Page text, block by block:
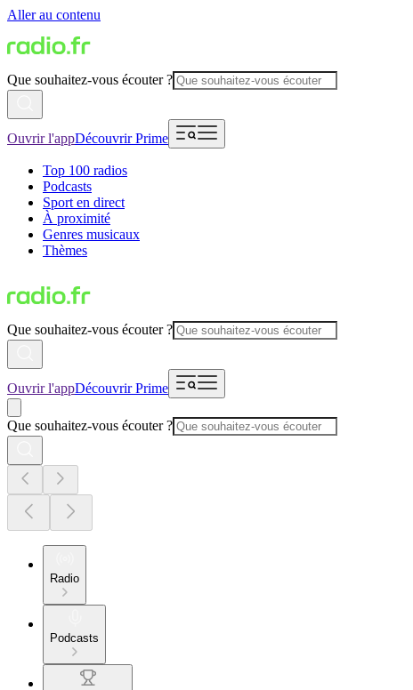
Aller au contenu
Que souhaitez-vous écouter ?
Ouvrir l'appDécouvrir Prime
Top 100 radios
Podcasts
Sport en direct
À proximité
Genres musicaux
Thèmes
Que souhaitez-vous écouter ?
Ouvrir l'appDécouvrir Prime
Que souhaitez-vous écouter ?
Radio
Podcasts